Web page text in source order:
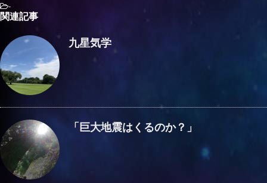
-
関連記事
九星気学
「巨大地震はくるのか？」